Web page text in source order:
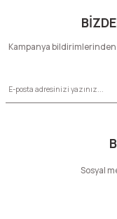
Kampanya
Sosyal